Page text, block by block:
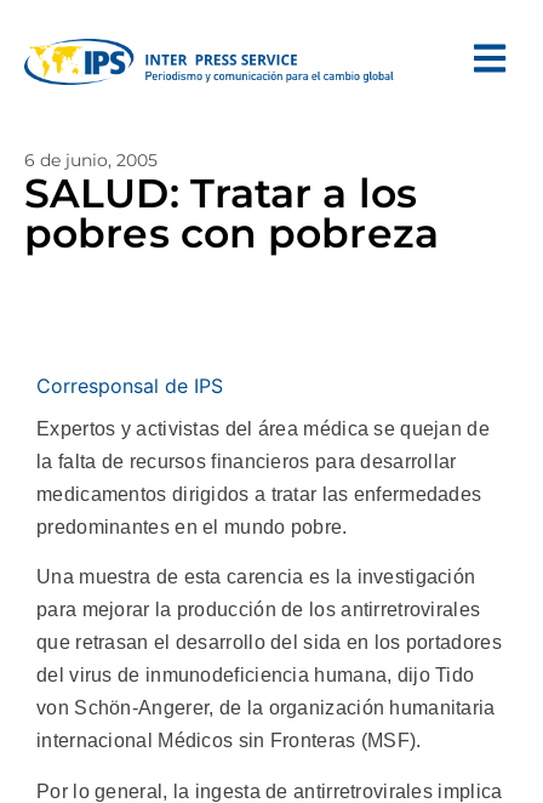
6 de junio, 2005
SALUD: Tratar a los
pobres con pobreza
Corresponsal de IPS
Expertos y activistas del área médica se quejan de
la falta de recursos financieros para desarrollar
medicamentos dirigidos a tratar las enfermedades
predominantes en el mundo pobre.
Una muestra de esta carencia es la investigación
para mejorar la producción de los antirretrovirales
que retrasan el desarrollo del sida en los portadores
del virus de inmunodeficiencia humana, dijo Tido
von Schön-Angerer, de la organización humanitaria
internacional Médicos sin Fronteras (MSF).
Por lo general, la ingesta de antirretrovirales implica